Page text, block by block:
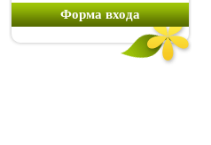
Форма входа